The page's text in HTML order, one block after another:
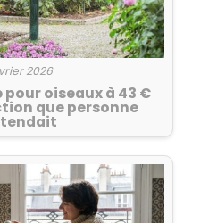
2026
oiseaux à 43 €
que personne